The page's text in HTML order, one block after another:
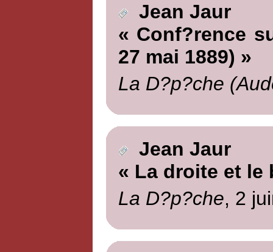
Jean Jaur
« Conf?rence
27 mai 1889) »
La D?p?che
Jean Jaur
« La droite et le
La D?p?che, 2